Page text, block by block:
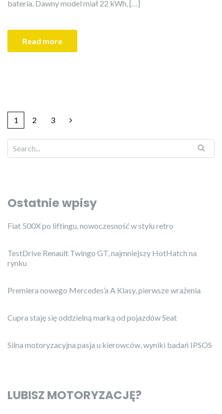
bateria. Dawny model miał 22 kWh, […]
Read more
1 2 3
Ostatnie wpisy
Fiat 500X po liftingu, nowoczesność w stylu retro
TestDrive Renault Twingo GT, najmniejszy HotHatch na
rynku
Premiera nowego Mercedes’a A Klasy, pierwsze wrażenia
Cupra staję się oddzielną marką od pojazdów Seat
Silna motoryzacyjna pasja u kierowców, wyniki badań IPSOS
LUBISZ MOTORYZACJĘ?